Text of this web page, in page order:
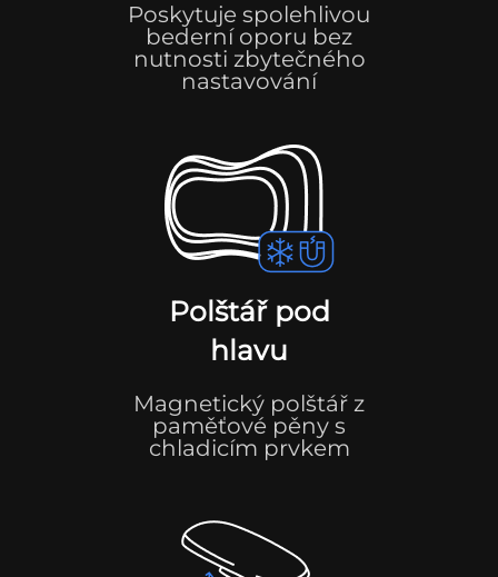
Poskytuje spolehlivou
bederní oporu bez
nutnosti zbytečného
nastavování
Polštář pod
hlavu
Magnetický polštář z
paměťové pěny s
chladicím prvkem